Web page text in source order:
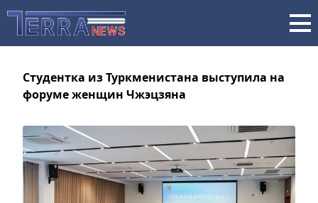
Студентка из Туркменистана выступила на
форуме женщин Чжэцзяна